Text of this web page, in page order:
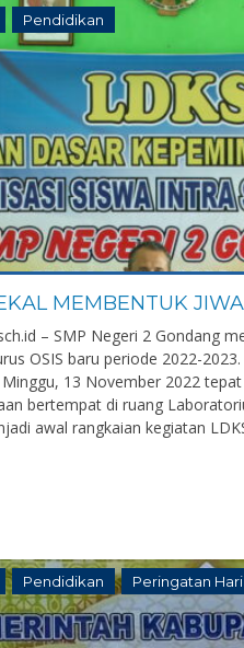
Pendidikan
MEMBENTUK
– SMP Negeri 2 Gondang
OSIS baru periode 2022-
13 November 2022
bertempat di ruang
awal rangkaian kegiatan
Pendidikan Peringatan